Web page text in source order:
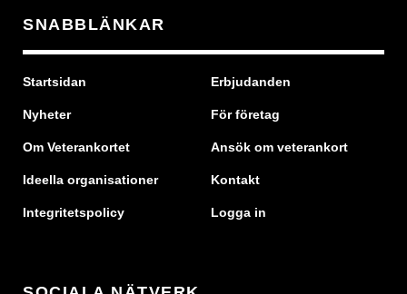
SNABBLÄNKAR
Startsidan Erbjudanden
Nyheter För företag
Om Veterankortet Ansök om veterankort
Ideella organisationer Kontakt
Integritetspolicy Logga in